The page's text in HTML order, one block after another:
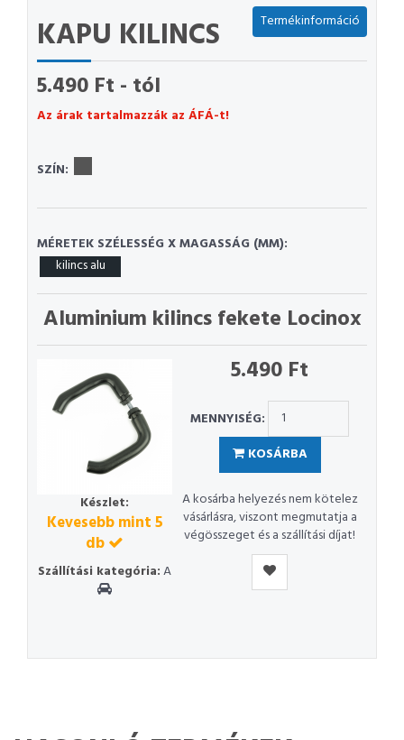
Termékinformáció
KAPU KILINCS
5.490 Ft - tól
Az árak tartalmazzák az ÁFÁ-t!
SZÍN:
MÉRETEK SZÉLESSÉG X MAGASSÁG (MM):
kilincs alu
Aluminium kilincs fekete Locinox
Készlet:
Kevesebb mint 5
db
Szállítási kategória:A
5.490 Ft
MENNYISÉG:
KOSÁRBA
A kosárba helyezés nem kötelez
vásárlásra, viszont megmutatja a
végösszeget és a szállítási díjat!